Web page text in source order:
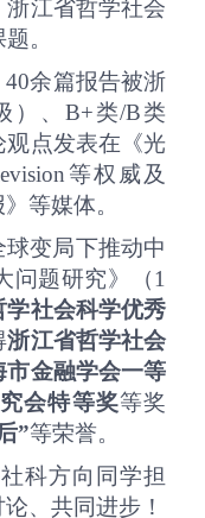
江省哲学社会
。
40余篇报告被浙
）、 B+类/B类
观点发表在《光
等权威及
等媒体。
变局下推动中
问题研究》（1
社会科学优秀
浙江省哲学社会
市金融学会一等
会特等奖等奖
”等荣誉。
科方向同学担
、共同进步！